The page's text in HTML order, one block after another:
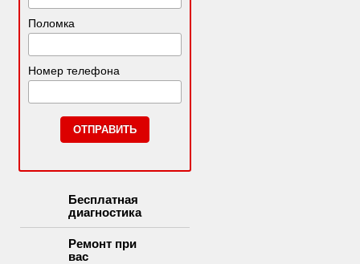
Поломка
Номер телефона
Бесплатная
диагностика
Ремонт при
вас